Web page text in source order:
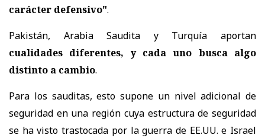
carácter defensivo".
Pakistán, Arabia Saudita y Turquía aportan
cualidades diferentes, y cada uno busca algo
distinto a cambio.
Para los sauditas, esto supone un nivel adicional de
seguridad en una región cuya estructura de seguridad
se ha visto trastocada por la guerra de EE.UU. e Israel